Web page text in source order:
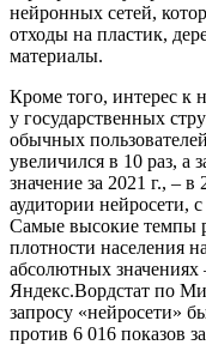
нейронных сетей,
отходы на пластик,
материалы.
Кроме того, интерес к
у государственных
обычных
увеличился в 10 раз, а
значение за 2021 г., –
аудитории нейросети,
Самые высокие темпы
плотности населения
абсолютных
Яндекс.Вордстат по
запросу «нейросети»
против 6 016 показов